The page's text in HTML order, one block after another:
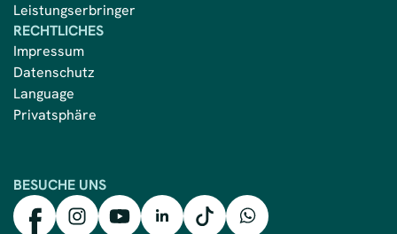
BESUCHE UNS
mkk auf Facebook
mkk auf Instagram
mkk auf YouTube
mkk auf LinkedIn
mkk auf TikTokmkk auf WhatsApp
Leistungserbringer
RECHTLICHES
Impressum
Datenschutz
Language
Privatsphäre